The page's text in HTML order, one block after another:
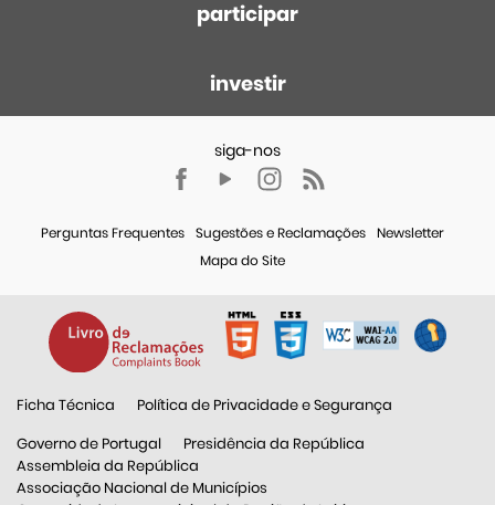
participar
investir
Perguntas Frequentes Sugestões e Reclamações
Newsletter
Mapa do Site
Ficha Técnica
Política de Privacidade e Segurança
Governo de Portugal
Presidência da República
Assembleia da República
Associação Nacional de Municípios